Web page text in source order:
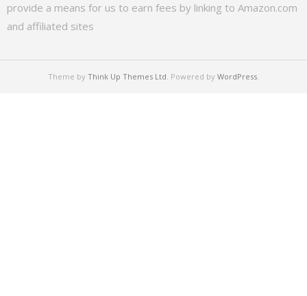
provide a means for us to earn fees by linking to Amazon.com
and affiliated sites
Theme by Think Up Themes Ltd. Powered by WordPress.